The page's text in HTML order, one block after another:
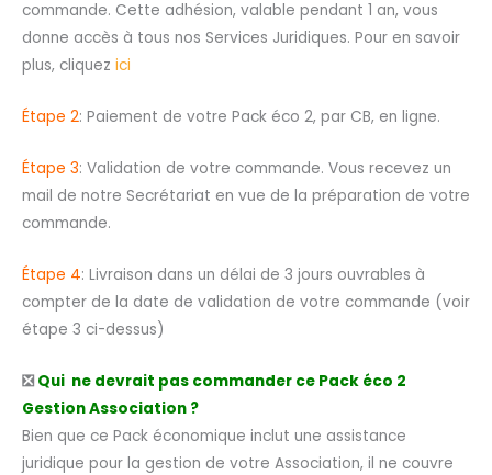
commande. Cette adhésion, valable pendant 1 an, vous
donne accès à tous nos Services Juridiques. Pour en savoir
plus, cliquez ici
Étape 2: Paiement de votre Pack éco 2, par CB, en ligne.
Étape 3: Validation de votre commande. Vous recevez un
mail de notre Secrétariat en vue de la préparation de votre
commande.
Étape 4: Livraison dans un délai de 3 jours ouvrables à
compter de la date de validation de votre commande (voir
étape 3 ci-dessus)
❎ Qui ne devrait pas commander ce Pack éco 2
Gestion Association ?
Bien que ce Pack économique inclut une assistance
juridique pour la gestion de votre Association, il ne couvre